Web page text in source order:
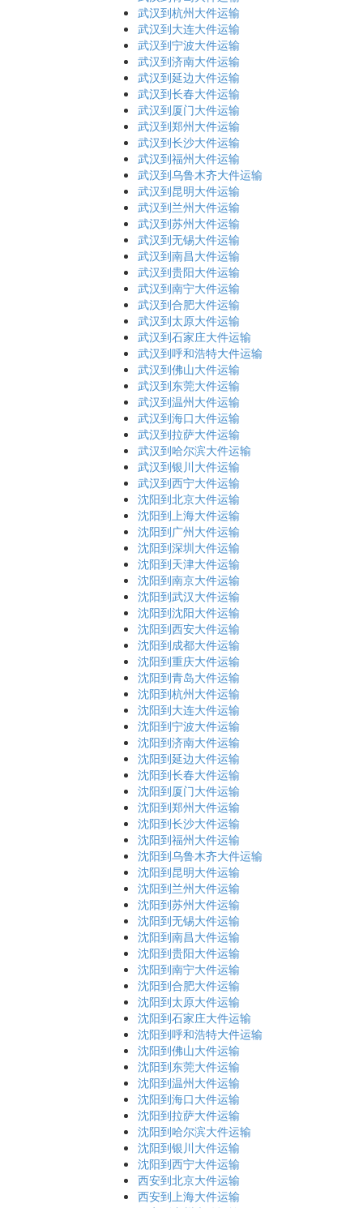
武汉到杭州大件运输
武汉到大连大件运输
武汉到宁波大件运输
武汉到济南大件运输
武汉到延边大件运输
武汉到长春大件运输
武汉到厦门大件运输
武汉到郑州大件运输
武汉到长沙大件运输
武汉到福州大件运输
武汉到乌鲁木齐大件运输
武汉到昆明大件运输
武汉到兰州大件运输
武汉到苏州大件运输
武汉到无锡大件运输
武汉到南昌大件运输
武汉到贵阳大件运输
武汉到南宁大件运输
武汉到合肥大件运输
武汉到太原大件运输
武汉到石家庄大件运输
武汉到呼和浩特大件运输
武汉到佛山大件运输
武汉到东莞大件运输
武汉到温州大件运输
武汉到海口大件运输
武汉到拉萨大件运输
武汉到哈尔滨大件运输
武汉到银川大件运输
武汉到西宁大件运输
沈阳到北京大件运输
沈阳到上海大件运输
沈阳到广州大件运输
沈阳到深圳大件运输
沈阳到天津大件运输
沈阳到南京大件运输
沈阳到武汉大件运输
沈阳到沈阳大件运输
沈阳到西安大件运输
沈阳到成都大件运输
沈阳到重庆大件运输
沈阳到青岛大件运输
沈阳到杭州大件运输
沈阳到大连大件运输
沈阳到宁波大件运输
沈阳到济南大件运输
沈阳到延边大件运输
沈阳到长春大件运输
沈阳到厦门大件运输
沈阳到郑州大件运输
沈阳到长沙大件运输
沈阳到福州大件运输
沈阳到乌鲁木齐大件运输
沈阳到昆明大件运输
沈阳到兰州大件运输
沈阳到苏州大件运输
沈阳到无锡大件运输
沈阳到南昌大件运输
沈阳到贵阳大件运输
沈阳到南宁大件运输
沈阳到合肥大件运输
沈阳到太原大件运输
沈阳到石家庄大件运输
沈阳到呼和浩特大件运输
沈阳到佛山大件运输
沈阳到东莞大件运输
沈阳到温州大件运输
沈阳到海口大件运输
沈阳到拉萨大件运输
沈阳到哈尔滨大件运输
沈阳到银川大件运输
沈阳到西宁大件运输
西安到北京大件运输
西安到上海大件运输